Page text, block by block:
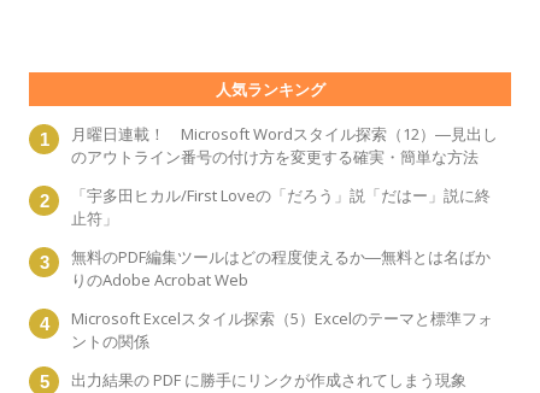
人気ランキング
月曜日連載！ Microsoft Wordスタイル探索（12）―見出し
のアウトライン番号の付け方を変更する確実・簡単な方法
「宇多田ヒカル/First Loveの「だろう」説「だはー」説に終
止符」
無料のPDF編集ツールはどの程度使えるか―無料とは名ばか
りのAdobe Acrobat Web
Microsoft Excelスタイル探索（5）Excelのテーマと標準フォ
ントの関係
出力結果の PDF に勝手にリンクが作成されてしまう現象